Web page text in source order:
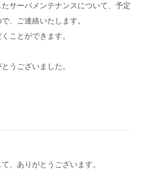
サーバメンテナンスについて、予定
、ご連絡いたします。
ことができます。
うございました。
、ありがとうございます。